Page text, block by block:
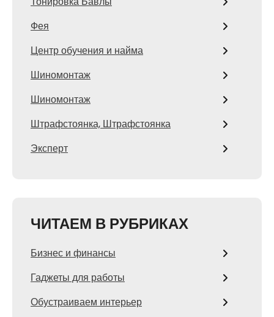
Фея
Центр обучения и найма
Шиномонтаж
Шиномонтаж
Штрафстоянка, Штрафстоянка
Эксперт
ЧИТАЕМ В РУБРИКАХ
Бизнес и финансы
Гаджеты для работы
Обустраиваем интерьер